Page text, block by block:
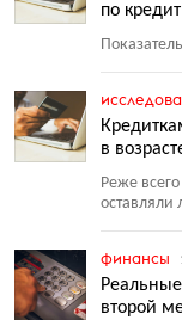
по
в
Реже
оставляли
финансы
второй